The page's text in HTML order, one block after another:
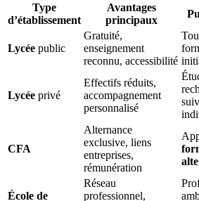
Type
d’établissement
Avantages
principaux
Lycée public
Gratuité,
enseignement
reconnu, accessibilité
Lycée privé
Effectifs réduits,
accompagnement
personnalisé
CFA
Alternance
exclusive, liens
entreprises,
rémunération
École de
Réseau
professionnel,